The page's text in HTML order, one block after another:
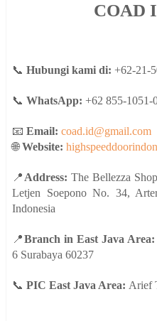
COAD
📞 Hubungi kami di: +62-21-
📞 WhatsApp: +62 855-1051-
📧 Email: coad.id@gmail.com
🌐Website:
📍 Address: The Bellezza
Letjen Soepono No. 34,
Indonesia
📍Branch in East Java Area:
6 Surabaya 60237
📞 PIC East Java Area: Arief